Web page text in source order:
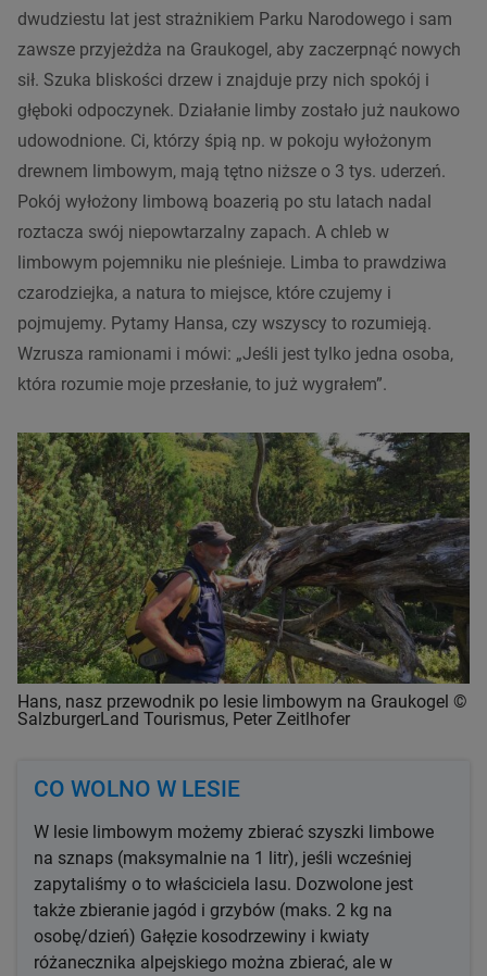
dwudziestu lat jest strażnikiem Parku Narodowego i sam
zawsze przyjeżdża na Graukogel, aby zaczerpnąć nowych
sił. Szuka bliskości drzew i znajduje przy nich spokój i
głęboki odpoczynek. Działanie limby zostało już naukowo
udowodnione. Ci, którzy śpią np. w pokoju wyłożonym
drewnem limbowym, mają tętno niższe o 3 tys. uderzeń.
Pokój wyłożony limbową boazerią po stu latach nadal
roztacza swój niepowtarzalny zapach. A chleb w
limbowym pojemniku nie pleśnieje. Limba to prawdziwa
czarodziejka, a natura to miejsce, które czujemy i
pojmujemy. Pytamy Hansa, czy wszyscy to rozumieją.
Wzrusza ramionami i mówi: „Jeśli jest tylko jedna osoba,
która rozumie moje przesłanie, to już wygrałem”.
Hans, nasz przewodnik po lesie limbowym na Graukogel ©
SalzburgerLand Tourismus, Peter Zeitlhofer
CO WOLNO W LESIE
W lesie limbowym możemy zbierać szyszki limbowe
na sznaps (maksymalnie na 1 litr), jeśli wcześniej
zapytaliśmy o to właściciela lasu. Dozwolone jest
także zbieranie jagód i grzybów (maks. 2 kg na
osobę/dzień) Gałęzie kosodrzewiny i kwiaty
różanecznika alpejskiego można zbierać, ale w